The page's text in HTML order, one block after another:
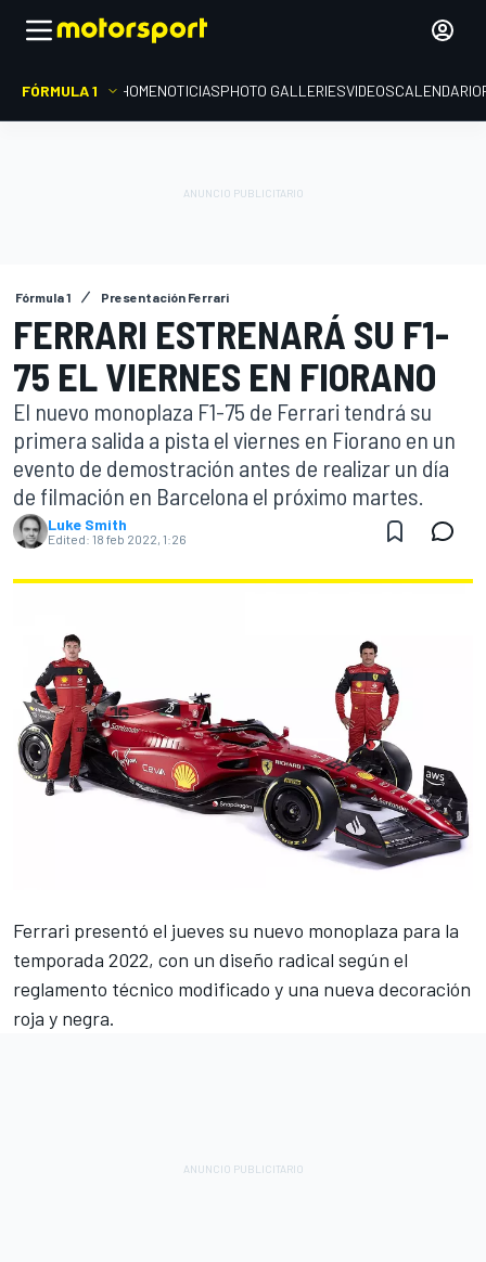
FÓRMULA 1 HOMENOTICIASPHOTO GALLERIESVIDEOSCALENDARIO
Fórmula 1 Presentación Ferrari
FERRARI ESTRENARÁ SU F1-
75 EL VIERNES EN FIORANO
El nuevo monoplaza F1-75 de Ferrari tendrá su
primera salida a pista el viernes en Fiorano en un
evento de demostración antes de realizar un día
de filmación en Barcelona el próximo martes.
Luke Smith
Edited: 18 feb 2022, 1:26
Ferrari presentó el jueves su nuevo monoplaza para la
temporada 2022, con un diseño radical según el
reglamento técnico modificado y una nueva decoración
roja y negra.